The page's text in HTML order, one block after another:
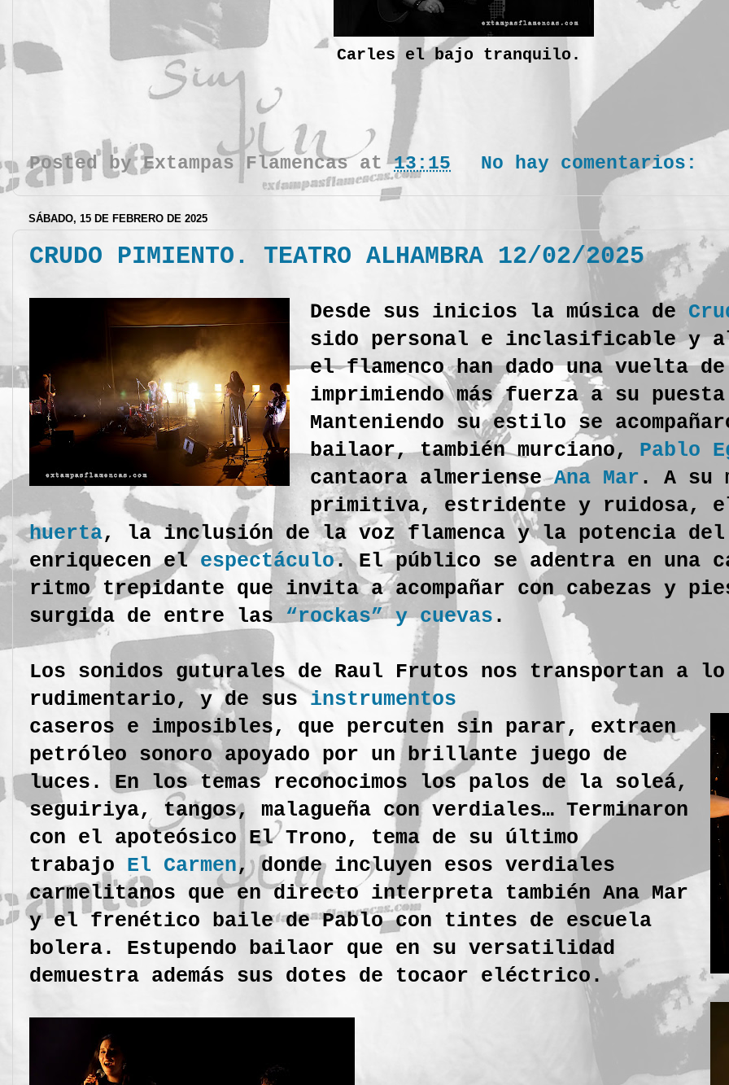
Carles el bajo tranquilo.
Posted byExtampas Flamencas at13:15 No hay comentarios:
SÁBADO, 15 DE FEBRERO DE 2025
CRUDO PIMIENTO. TEATRO ALHAMBRA 12/02/2025
Desde sus inicios la música de
sido personal e inclasificable y
el flamenco han dado una vuelta
imprimiendo más fuerza a su
Manteniendo su estilo se
bailaor, también murciano, Pablo
cantaora almerienseAna Mar . A su
primitiva, estridente y ruidosa,
huerta, la inclusión de la voz flamenca y la potencia
enriquecen el espectáculo. El público se adentra en una
ritmo trepidante que invita a acompañar con cabezas y
surgida de entre las “rockas” y cuevas .
Los sonidos guturales de Raul Frutos nos transportan a lo
rudimentario, y de susinstrumentos
caseros e imposibles, que percuten sin parar, extraen
petróleo sonoro apoyado por un brillante juego de
luces. En los temas reconocimos los palos de la soleá,
seguiriya, tangos, malagueña con verdiales… Terminaron
con el apoteósico El Trono, tema de su último
trabajo El Carmen, donde incluyen esos verdiales
carmelitanos que en directo interpreta también Ana Mar
y el frenético baile de Pablo con tintes de escuela
bolera. Estupendo bailaor que en su versatilidad
demuestra además sus dotes de tocaor eléctrico.